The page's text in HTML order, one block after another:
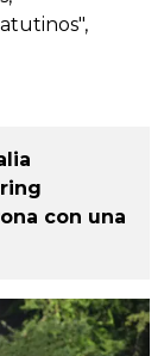
con una